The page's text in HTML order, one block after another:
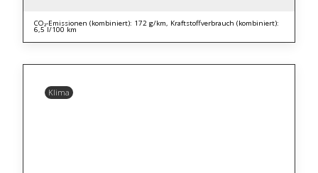
CO₂-Emissionen (kombiniert): 172 g/km, Kraftstoffverbrauch (kombiniert):
6,5 l/100 km
Klima